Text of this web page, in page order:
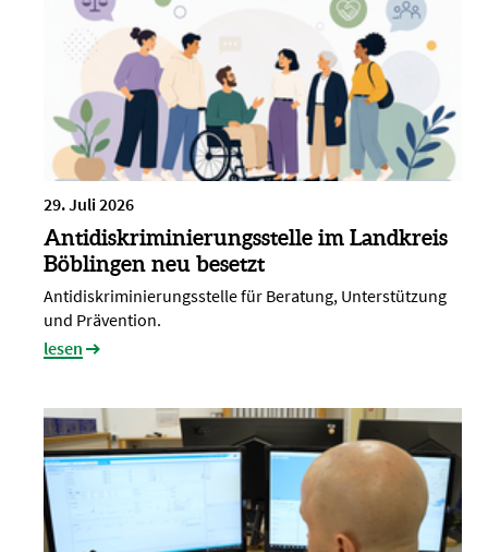
29. Juli 2026
Antidiskriminierungsstelle im Landkreis
Böblingen neu besetzt
Antidiskriminierungsstelle für Beratung, Unterstützung
und Prävention.
lesen